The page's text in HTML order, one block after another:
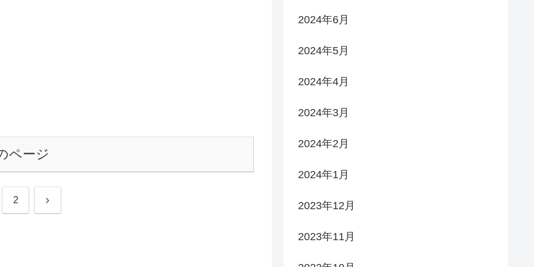
ページ
2 次
2024年6月
2024年5月
2024年4月
2024年3月
2024年2月
2024年1月
2023年12月
2023年11月